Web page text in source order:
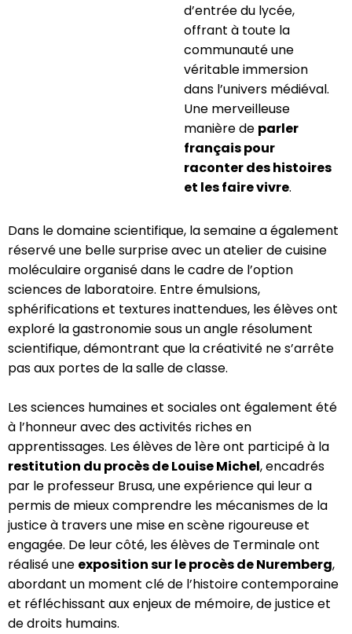
d’entrée du lycée,
offrant à toute la
communauté une
véritable immersion
dans l’univers médiéval.
Une merveilleuse
manière de parler
français pour
raconter des histoires
et les faire vivre.
Dans le domaine scientifique, la semaine a également
réservé une belle surprise avec un atelier de cuisine
moléculaire organisé dans le cadre de l’option
sciences de laboratoire. Entre émulsions,
sphérifications et textures inattendues, les élèves ont
exploré la gastronomie sous un angle résolument
scientifique, démontrant que la créativité ne s’arrête
pas aux portes de la salle de classe.
Les sciences humaines et sociales ont également été
à l’honneur avec des activités riches en
apprentissages. Les élèves de 1ère ont participé à la
restitution du procès de Louise Michel, encadrés
par le professeur Brusa, une expérience qui leur a
permis de mieux comprendre les mécanismes de la
justice à travers une mise en scène rigoureuse et
engagée. De leur côté, les élèves de Terminale ont
réalisé une exposition sur le procès de Nuremberg,
abordant un moment clé de l’histoire contemporaine
et réfléchissant aux enjeux de mémoire, de justice et
de droits humains.